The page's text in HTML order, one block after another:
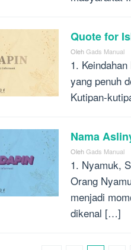
Quote for
OlehGads Manual
1.
yang penuh
Kutipan-
Nama
OlehGads Manual
1. Nyamuk,
Orang
menjadi
dikenal […]